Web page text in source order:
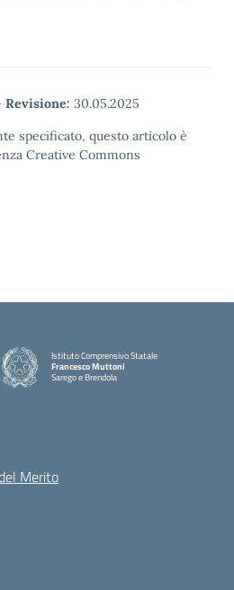
Revisione: 30.05.2025
specificato, questo articolo è
Creative Commons
Istituto Comprensivo Statale
Francesco Muttoni
Sarego e Brendola
— Visita la pagina iniziale della scuola
Merito